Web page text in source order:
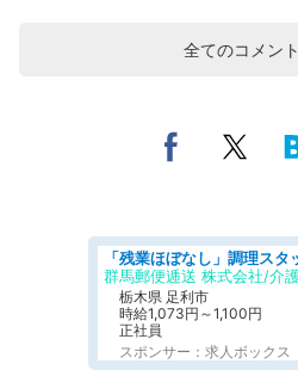
全てのコメン
栃木県 足利市
時給1,073円～1,100円
正社員
スポンサー：求人ボックス